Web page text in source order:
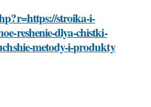
stroika-i-
reshenie-dlya-chistki-
metody-i-produkty